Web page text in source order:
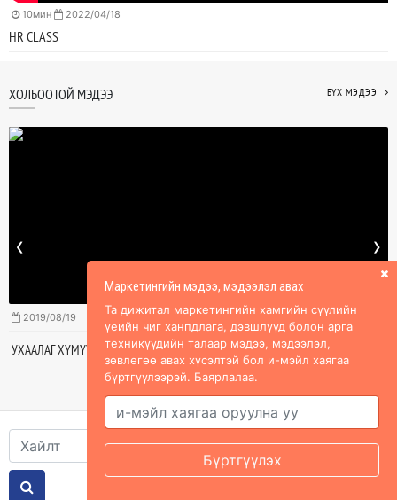
10мин 2022/04/18
HR CLASS
ХОЛБООТОЙ МЭДЭЭ БҮХ МЭДЭЭ
2019/08/19
УХААЛАГ ХҮМҮҮСИЙН АЖЛЫН ЯРИЛЦЛАГАДАА ГАРГАДАГ САНААНД ОРОМГҮЙ
6 АЛДАА
‹ ›
Маркетингийн мэдээ, мэдээлэл авах
Та дижитал маркетингийн хамгийн сүүлийн
үеийн чиг ханпдлага, дэвшлүүд болон арга
техникүүдийн талаар мэдээ, мэдээлэл,
зөвлөгөө авах хүсэлтэй бол и-мэйл хаягаа
бүртгүүлээрэй. Баярлалаа.